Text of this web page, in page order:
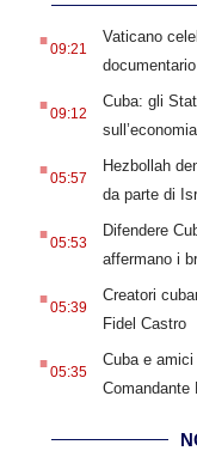
.09:21
Vaticano
.09:12
Cuba: gli
.05:57
Hezbollah
da parte di
.05:53
Difendere
affermano i
.05:39
Creatori
Fidel Castro
.05:35
Cuba e
Comandante